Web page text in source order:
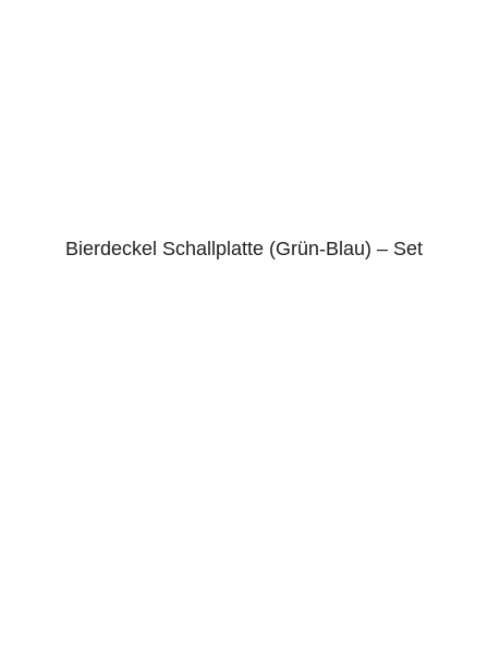
5.00
Bierdeckel Schallplatte (Grün-Blau) – Set